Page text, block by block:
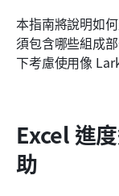
本指南將說明如
須包含哪些組成
下考慮使用像
Excel 進
助